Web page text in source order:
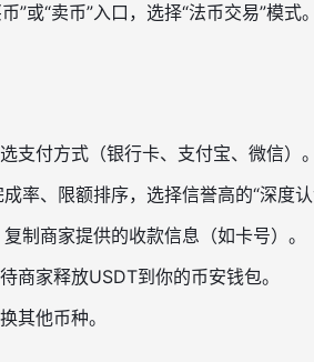
”或“卖币”入口，选择“法币交易”模
支付方式（银行卡、支付宝、微信）。
率、限额排序，选择信誉高的“深度认
制商家提供的收款信息（如卡号）。
商家释放USDT到你的币安钱包。
其他币种。